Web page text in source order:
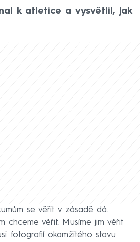
k atletice a vysvětlil, jak
se věřit v zásadě dá.
chceme věřit. Musíme jim věřit
fotografií okamžitého stavu